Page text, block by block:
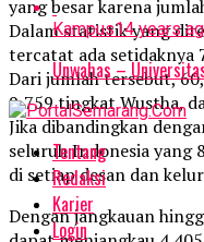
yang besar karena
Dalam statistik yang
tercatat ada setidaknya
Dari jumlah tersebut,
9,759 tingkat Wustha,
Jika dibandingkan
seluruh Indonesia yang
di setiap desan dan
Dengan jangkauan
Kampus14 years
Unwahas –
Tentang
Redaksi
Karier
Login